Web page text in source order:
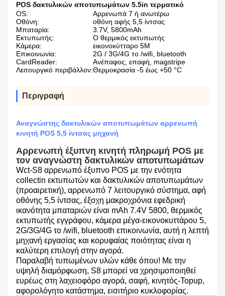
POS δακτυλικών αποτυπωμάτων 5.5in τερματικό
OS:
Αρρενωπά 7 ή ανωτέρω
Οθόνη:
οθόνη αφής 5,5 ίντσας
Μπαταρία:
3.7V, 5800mAh
Εκτυπωτής:
Ο θερμικός εκτυπωτής
Κάμερα:
εικονοκύτταρο 5M
Επικοινωνία:
2G / 3G/4G το /wifi, bluetooth
CardReader:
Ανέπαφος, επαφή, magstripe
Λειτουργικό περιβάλλον:Θερμοκρασία -5 έως +50 °C
Περιγραφή
Αναγνώστης δακτυλικών αποτυπωμάτων αρρενωπή
κινητή POS 5,5 ίντσας μηχανή
Αρρενωπή έξυπνη κινητή πληρωμή POS με
τον αναγνώστη δακτυλικών αποτυπωμάτων
Wct-S8 αρρενωπό έξυπνο POS με την ενότητα
collectin εκτυπωτών και δακτυλικών αποτυπωμάτων
(προαιρετική), αρρενωπό 7 λειτουργικό σύστημα, αφή
οθόνης 5,5 ίντσας, έξοχη μακροχρόνια εφεδρική
ικανότητα μπαταριών είναι mAh 7.4V 5800, θερμικός
εκτυπωτής εγγράφου, κάμερα μέγα-εικονοκυττάρου 5,
2G/3G/4G το /wifi, bluetooth επικοινωνία, αυτή η λεπτή
μηχανή εργασίας και κορυφαίας ποιότητας είναι η
καλύτερη επιλογή στην αγορά.
Παραλαβή τυπωμένων υλών κάθε όπου! Με την
υψηλή διαμόρφωση, S8 μπορεί να χρησιμοποιηθεί
ευρέως στη λαχειοφόρο αγορά, σαφή, κινητός-Topup,
αφορολόγητο κατάστημα, εισιτήριο κυκλοφορίας.